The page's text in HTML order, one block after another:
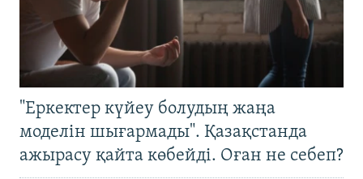
"Еркектер күйеу болудың жаңа
моделін шығармады". Қазақстанда
ажырасу қайта көбейді. Оған не себеп?